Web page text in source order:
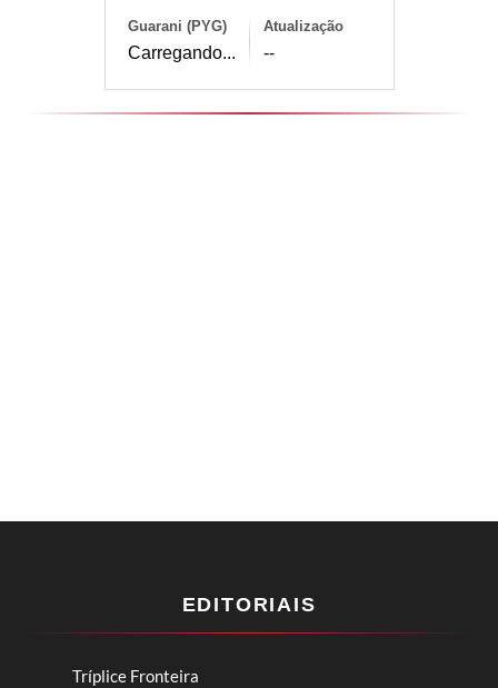
Guarani (PYG)
Carregando...
Atualização
--
EDITORIAIS
Tríplice Fronteira